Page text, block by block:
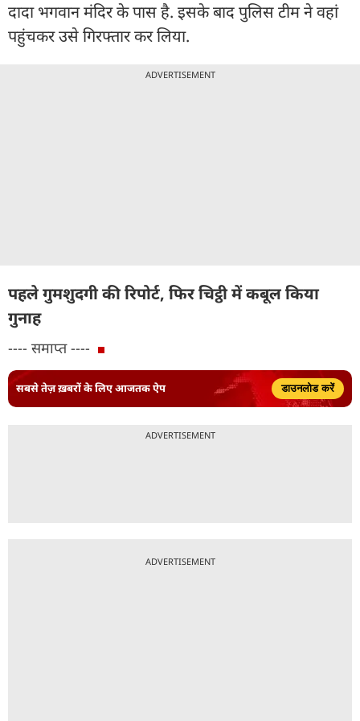
दादा भगवान मंदिर के पास है. इसके बाद पुलिस टीम ने वहां
पहुंचकर उसे गिरफ्तार कर लिया.
ADVERTISEMENT
पहले गुमशुदगी की रिपोर्ट, फिर चिट्ठी में कबूल किया
गुनाह
---- समाप्त ----
सबसे तेज़ ख़बरों के लिए आजतक ऐप डाउनलोड करें
ADVERTISEMENT
ADVERTISEMENT